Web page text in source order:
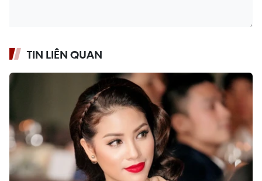
TIN LIÊN QUAN